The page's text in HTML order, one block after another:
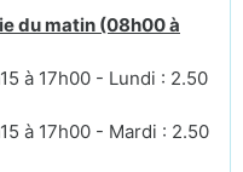
du matin (08h00 à
à 17h00 - Lundi : 2.50
à 17h00 - Mardi : 2.50